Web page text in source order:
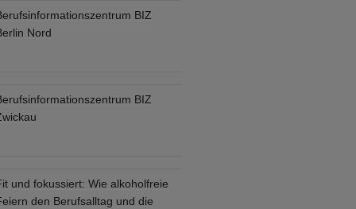
BIZ
Nord
BIZ
und fokussiert: Wie alkoholfreie
den Berufsalltag und die